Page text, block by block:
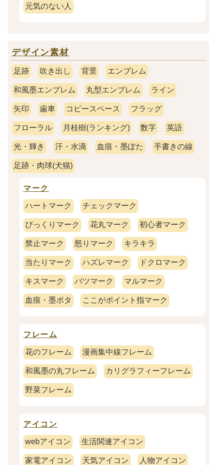
元気のない人
デザイン素材
足跡 吹き出し 背景 エンブレム
和風墨エンブレム 丸型エンブレム ライン
矢印 歯車 コピースペース フラッグ
フローラル 月桂樹(ランキング) 数字 英語
光・輝き 汗・水滴 血痕・墨ぽた 手書きの線
足跡・肉球(犬猫)
マーク
ハートマーク チェックマーク
びっくりマーク 花丸マーク 初心者マーク
禁止マーク 怒りマーク キラキラ
当たりマーク ハズレマーク ドクロマーク
キスマーク バツマーク マルマーク
血痕・墨ポタ ここがポイント指マーク
フレーム
花のフレーム 漫画集中線フレーム
和風墨の丸フレーム カリグラフィーフレーム
野菜フレーム
アイコン
webアイコン 生活関連アイコン
家電アイコン 天気アイコン 人物アイコン